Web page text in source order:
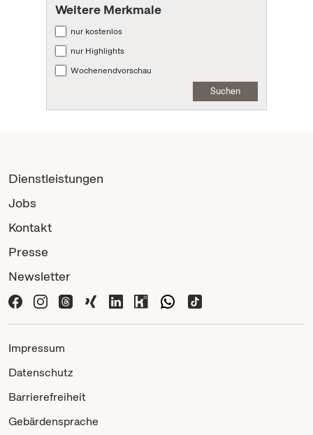
Weitere Merkmale
nur kostenlos
nur Highlights
Wochenendvorschau
Suchen
Dienstleistungen
Jobs
Kontakt
Presse
Newsletter
Impressum
Datenschutz
Barrierefreiheit
Gebärdensprache